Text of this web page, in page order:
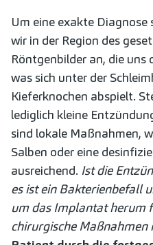
Um eine exakte
wir in der Region des
Röntgenbilder an, die uns
was sich unter der
Kieferknochen abspielt.
lediglich kleine
sind lokale Maßnahmen,
Salben oder eine
ausreichend. Ist die
es ist ein Bakterienbefall
um das Implantat herum
chirurgische Maßnahmen